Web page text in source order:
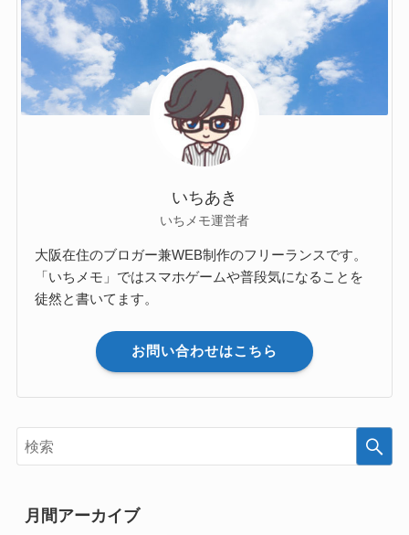
いちあき
いちメモ運営者
大阪在住のブロガー兼WEB制作のフリーランスです。
「いちメモ」ではスマホゲームや普段気になることを
徒然と書いてます。
お問い合わせはこちら
月間アーカイブ